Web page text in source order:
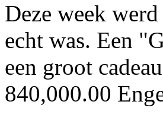
Deze week
echt was. Een
een groot
840,000.00